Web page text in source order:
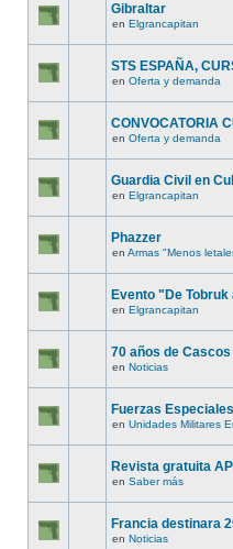
Gibraltar
en Elgrancapitan
STS ESPAÑA,
en Oferta y demanda
CONVOCATORIA
en Oferta y demanda
Guardia Civil en
en Elgrancapitan
Phazzer
en Armas "Menos
Evento "De
en Elgrancapitan
70 años de
en Noticias
Fuerzas
en Unidades Militares
Revista gratuita
en Saber más
Francia destinara
en Noticias